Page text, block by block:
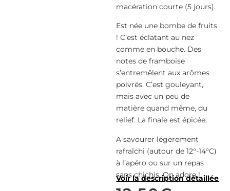
macération courte (5 jours).
Est née une bombe de fruits
! C’est éclatant au nez
comme en bouche. Des
notes de framboise
s’entremêlent aux arômes
poivrés. C’est gouleyant,
mais avec un peu de
matière quand même, du
relief. La finale est épicée.
A savourer légèrement
rafraîchi (autour de 12°-14°C)
à l’apéro ou sur un repas
sans chichis. On adore !
Voir la description détaillée